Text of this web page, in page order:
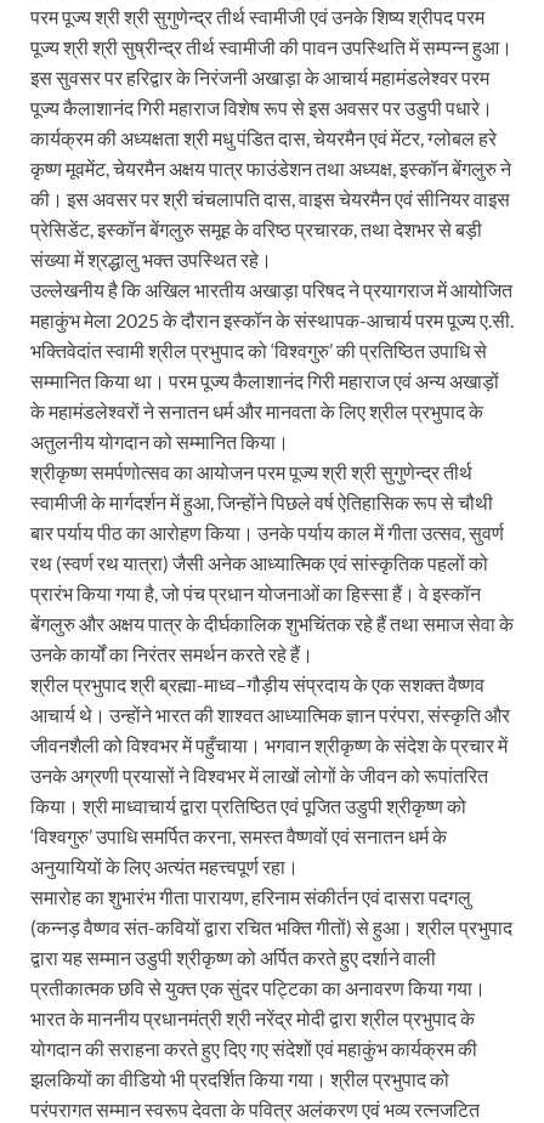
परम पूज्य श्री श्री सुगुणेन्द्र तीर्थ स्वामीजी एवं उनके शिष्य श्रीपद परम
पूज्य श्री श्री सुष्रीन्द्र तीर्थ स्वामीजी की पावन उपस्थिति में सम्पन्न हुआ।
इस सुवसर पर हरिद्वार के निरंजनी अखाड़ा के आचार्य महामंडलेश्वर परम
पूज्य कैलाशानंद गिरी महाराज विशेष रूप से इस अवसर पर उडुपी पधारे।
कार्यक्रम की अध्यक्षता श्री मधु पंडित दास, चेयरमैन एवं मेंटर, ग्लोबल हरे
कृष्ण मूवमेंट, चेयरमैन अक्षय पात्र फाउंडेशन तथा अध्यक्ष, इस्कॉन बेंगलुरु ने
की। इस अवसर पर श्री चंचलापति दास, वाइस चेयरमैन एवं सीनियर वाइस
प्रेसिडेंट, इस्कॉन बेंगलुरु समूह के वरिष्ठ प्रचारक, तथा देशभर से बड़ी
संख्या में श्रद्धालु भक्त उपस्थित रहे।
उल्लेखनीय है कि अखिल भारतीय अखाड़ा परिषद ने प्रयागराज में आयोजित
महाकुंभ मेला 2025 के दौरान इस्कॉन के संस्थापक-आचार्य परम पूज्य ए.सी.
भक्तिवेदांत स्वामी श्रील प्रभुपाद को ‘विश्वगुरु’ की प्रतिष्ठित उपाधि से
सम्मानित किया था। परम पूज्य कैलाशानंद गिरी महाराज एवं अन्य अखाड़ों
के महामंडलेश्वरों ने सनातन धर्म और मानवता के लिए श्रील प्रभुपाद के
अतुलनीय योगदान को सम्मानित किया।
श्रीकृष्ण समर्पणोत्सव का आयोजन परम पूज्य श्री श्री सुगुणेन्द्र तीर्थ
स्वामीजी के मार्गदर्शन में हुआ, जिन्होंने पिछले वर्ष ऐतिहासिक रूप से चौथी
बार पर्याय पीठ का आरोहण किया। उनके पर्याय काल में गीता उत्सव, सुवर्ण
रथ (स्वर्ण रथ यात्रा) जैसी अनेक आध्यात्मिक एवं सांस्कृतिक पहलों को
प्रारंभ किया गया है, जो पंच प्रधान योजनाओं का हिस्सा हैं। वे इस्कॉन
बेंगलुरु और अक्षय पात्र के दीर्घकालिक शुभचिंतक रहे हैं तथा समाज सेवा के
उनके कार्यों का निरंतर समर्थन करते रहे हैं।
श्रील प्रभुपाद श्री ब्रह्मा-माध्व–गौड़ीय संप्रदाय के एक सशक्त वैष्णव
आचार्य थे। उन्होंने भारत की शाश्वत आध्यात्मिक ज्ञान परंपरा, संस्कृति और
जीवनशैली को विश्वभर में पहुँचाया। भगवान श्रीकृष्ण के संदेश के प्रचार में
उनके अग्रणी प्रयासों ने विश्वभर में लाखों लोगों के जीवन को रूपांतरित
किया। श्री माध्वाचार्य द्वारा प्रतिष्ठित एवं पूजित उडुपी श्रीकृष्ण को
‘विश्वगुरु’ उपाधि समर्पित करना, समस्त वैष्णवों एवं सनातन धर्म के
अनुयायियों के लिए अत्यंत महत्त्वपूर्ण रहा।
समारोह का शुभारंभ गीता पारायण, हरिनाम संकीर्तन एवं दासरा पदगलु
(कन्नड़ वैष्णव संत-कवियों द्वारा रचित भक्ति गीतों) से हुआ। श्रील प्रभुपाद
द्वारा यह सम्मान उडुपी श्रीकृष्ण को अर्पित करते हुए दर्शाने वाली
प्रतीकात्मक छवि से युक्त एक सुंदर पट्टिका का अनावरण किया गया।
भारत के माननीय प्रधानमंत्री श्री नरेंद्र मोदी द्वारा श्रील प्रभुपाद के
योगदान की सराहना करते हुए दिए गए संदेशों एवं महाकुंभ कार्यक्रम की
झलकियों का वीडियो भी प्रदर्शित किया गया। श्रील प्रभुपाद को
परंपरागत सम्मान स्वरूप देवता के पवित्र अलंकरण एवं भव्य रत्नजटित